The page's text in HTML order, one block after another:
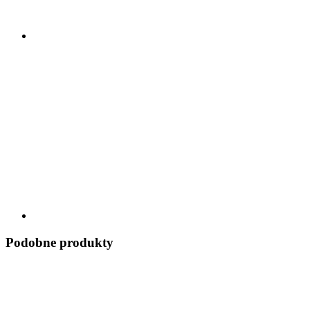
Podobne produkty